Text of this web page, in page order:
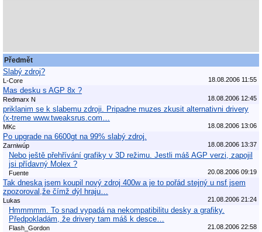
Předmět
Slabý zdroj?
L-Core 18.08.2006 11:55
Mas desku s AGP 8x ?
Redmarx N 18.08.2006 12:45
priklanim se k slabemu zdroji. Pripadne muzes zkusit alternativni drivery
(x-treme www.tweaksrus.com…
MKc 18.08.2006 13:06
Po upgrade na 6600gt na 99% slabý zdroj.
Zarniwúp 18.08.2006 13:37
Nebo ještě přehřívání grafiky v 3D režimu. Jestli máš AGP verzi, zapojil
jsi přídavný Molex ?
Fuente 20.08.2006 09:19
Tak dneska jsem koupil nový zdroj 400w a je to pořád stejný u nsf jsem
zpozoroval,že čímž dýl hraju…
Lukas 21.08.2006 21:24
Hmmmmm. To snad vypadá na nekompatibilitu desky a grafiky.
Předpokladám, že drivery tam máš k desce…
Flash_Gordon 21.08.2006 22:58